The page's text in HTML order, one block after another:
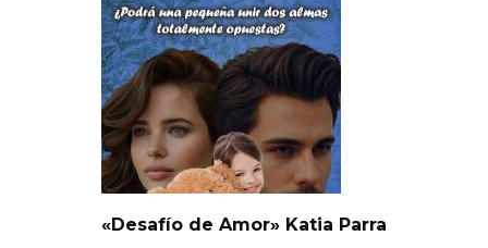
«Desafío de Amor» Katia Parra